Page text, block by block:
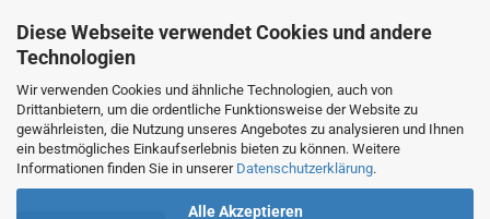
Diese Webseite verwendet Cookies und andere
Technologien
Wir verwenden Cookies und ähnliche Technologien, auch von
Drittanbietern, um die ordentliche Funktionsweise der Website zu
gewährleisten, die Nutzung unseres Angebotes zu analysieren und Ihnen
ein bestmögliches Einkaufserlebnis bieten zu können. Weitere
Informationen finden Sie in unserer Datenschutzerklärung.
Alle Akzeptieren
Über uns
Kontaktformular
Versand- & Zahlungsbedingungen
Konto erstellen